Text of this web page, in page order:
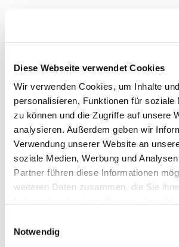
Diese Webseite verwendet Cookies
Wir verwenden Cookies, um Inhalte
personalisieren, Funktionen für soziale
zu können und die Zugriffe auf unsere
analysieren. Außerdem geben wir
Verwendung unserer Website an
soziale Medien, Werbung und
Partner führen diese Informationen
weiteren Daten zusammen, die Sie
Notwendig